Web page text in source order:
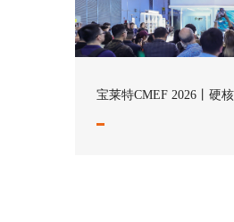
宝莱特CMEF 2026丨硬